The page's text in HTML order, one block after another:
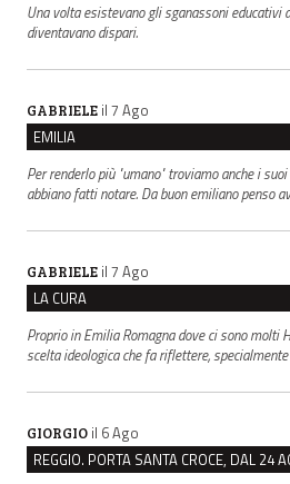
Una volta esistevano gli sganassoni educativi
diventavano dispari.
GABRIELE il 7 Ago
EMILIA
Per renderlo più "umano" troviamo anche i
abbiano fatti notare. Da buon emiliano penso
GABRIELE il 7 Ago
LA CURA
Proprio in Emilia Romagna dove ci sono molti
scelta ideologica che fa riflettere,
GIORGIO il 6 Ago